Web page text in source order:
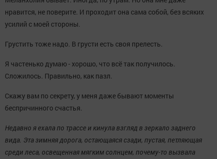
нравится, не поверите. И проходит она сама собой, без всяких
усилий с моей стороны.
Грустить тоже надо. В грусти есть своя прелесть.
Я частенько думаю - хорошо, что всё так получилось.
Сложилось. Правильно, как пазл.
Скажу вам по секрету, у меня даже бывают моменты
беспричинного счастья.
Недавно я ехала по трассе и кинула взгляд в зеркало заднего
вида. Эта зимняя дорога, остающаяся сзади, пустая, петляющая
среди леса, освещенная мягким солнцем, почему-то вызвала